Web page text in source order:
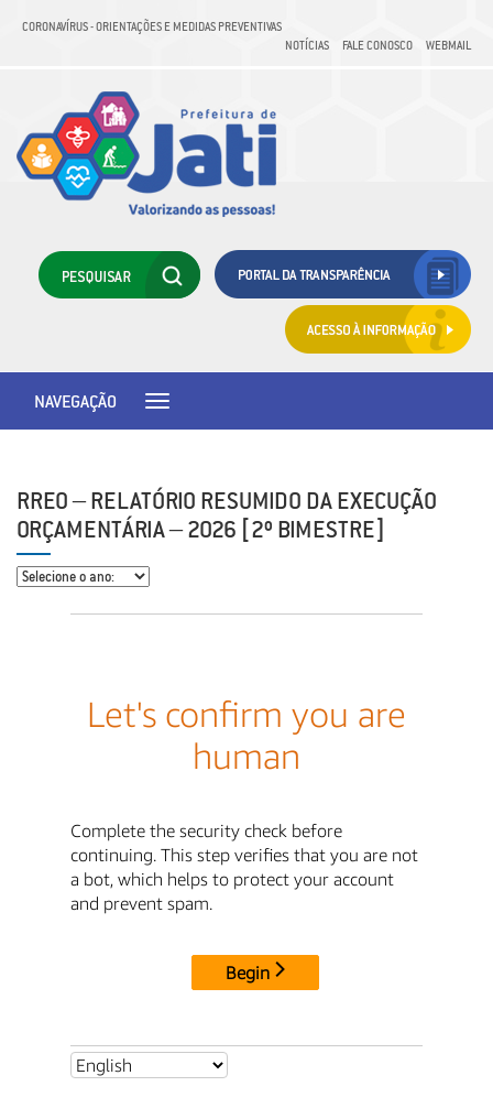
CORONAVÍRUS - ORIENTAÇÕES E MEDIDAS PREVENTIVAS
NOTÍCIAS
FALE CONOSCO WEBMAIL
Toggle
NAVEGAÇÃO
RREO – RELATÓRIO RESUMIDO DA EXECUÇÃO
ORÇAMENTÁRIA – 2026 [2º BIMESTRE]